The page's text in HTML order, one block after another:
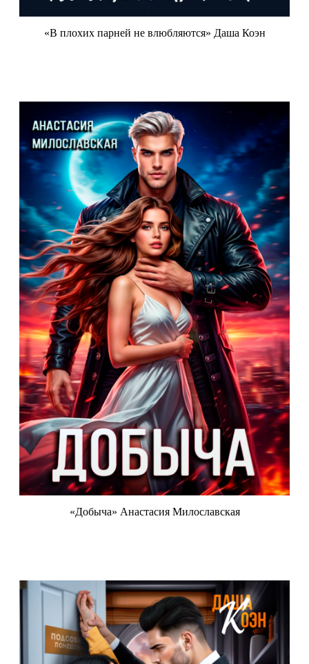
«В плохих парней не влюбляются» Даша Коэн
«Добыча» Анастасия Милославская